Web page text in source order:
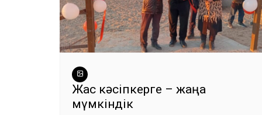
Жас кәсіпкерге – жаңа
мүмкіндік